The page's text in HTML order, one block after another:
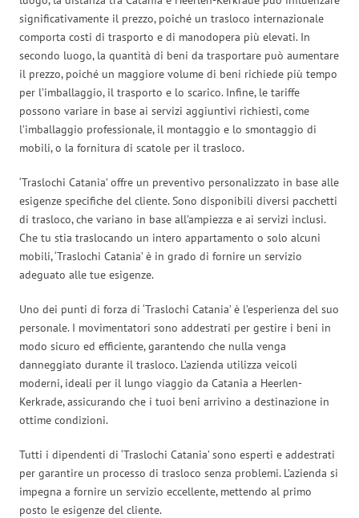
significativamente il prezzo, poiché un trasloco internazionale
comporta costi di trasporto e di manodopera più elevati. In
secondo luogo, la quantità di beni da trasportare può aumentare
il prezzo, poiché un maggiore volume di beni richiede più tempo
per l’imballaggio, il trasporto e lo scarico. Infine, le tariffe
possono variare in base ai servizi aggiuntivi richiesti, come
l’imballaggio professionale, il montaggio e lo smontaggio di
mobili, o la fornitura di scatole per il trasloco.
‘Traslochi Catania’ offre un preventivo personalizzato in base alle
esigenze specifiche del cliente. Sono disponibili diversi pacchetti
di trasloco, che variano in base all’ampiezza e ai servizi inclusi.
Che tu stia traslocando un intero appartamento o solo alcuni
mobili, ‘Traslochi Catania’ è in grado di fornire un servizio
adeguato alle tue esigenze.
Uno dei punti di forza di ‘Traslochi Catania’ è l’esperienza del suo
personale. I movimentatori sono addestrati per gestire i beni in
modo sicuro ed efficiente, garantendo che nulla venga
danneggiato durante il trasloco. L’azienda utilizza veicoli
moderni, ideali per il lungo viaggio da Catania a Heerlen-
Kerkrade, assicurando che i tuoi beni arrivino a destinazione in
ottime condizioni.
Tutti i dipendenti di ‘Traslochi Catania’ sono esperti e addestrati
per garantire un processo di trasloco senza problemi. L’azienda si
impegna a fornire un servizio eccellente, mettendo al primo
posto le esigenze del cliente.